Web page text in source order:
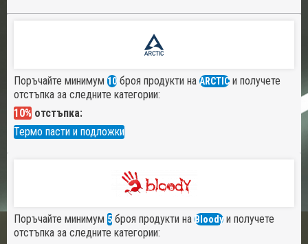
Поръчайте минимум 10 броя продукти на ARCTIC и получете
отстъпка за следните категории:
10% отстъпка:
Термо пасти и подложки
Поръчайте минимум 5 броя продукти на Bloody и получете
отстъпка за следните категории: